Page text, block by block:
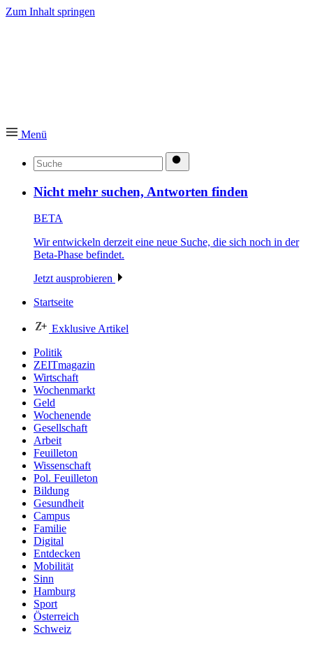
Zum Inhalt springen
Menü
suchen
Nicht mehr suchen, Antworten finden
BETA
Wir entwickeln derzeit eine neue Suche, die sich noch in der
Beta-Phase befindet.
Jetzt ausprobieren
Startseite
Exklusive Artikel
Politik
ZEITmagazin
Wirtschaft
Wochenmarkt
Geld
Wochenende
Gesellschaft
Arbeit
Feuilleton
Wissenschaft
Pol. Feuilleton
Bildung
Gesundheit
Campus
Familie
Digital
Entdecken
Mobilität
Sinn
Hamburg
Sport
Österreich
Schweiz